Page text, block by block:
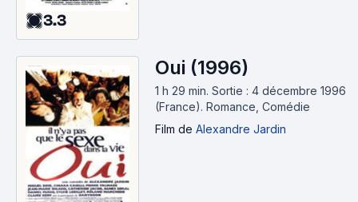
3.3
Oui (1996)
1 h 29 min. Sortie : 4 décembre 1996
(France). Romance, Comédie
Film de Alexandre Jardin